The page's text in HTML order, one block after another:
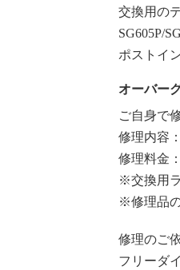
交換用の
SG605P/
ポストイ
オーバー
ご自身で
修理内容
修理料金
※交換用
※修理品
修理のご
フリーダ